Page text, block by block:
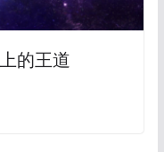
的王道